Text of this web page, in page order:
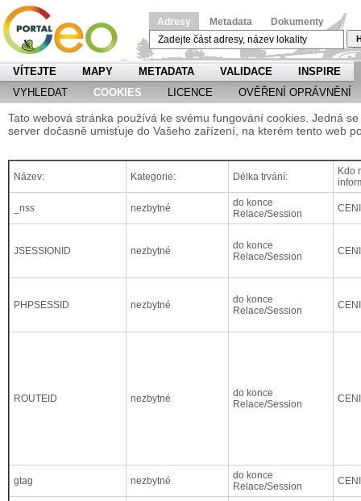
Adresy Metadata Dokumenty
VÍTEJTE MAPY METADATA VALIDACE
INSPIRE
VYHLEDAT
COOKIES LICENCE OVĚŘENÍ OPRÁVNĚNÍ
Tato webová stránka používá ke svému fungování cookies. Jedná
server dočasně umisťuje do Vašeho zařízení, na kterém tento web
Název: Kategorie: Délka trvání:
Kdo
_nss nezbytné
do konce
Relace/Session
JSESSIONID nezbytné
do konce
Relace/Session
PHPSESSID nezbytné
do konce
Relace/Session
ROUTEID nezbytné
do konce
Relace/Session
gtag nezbytné
do konce
Relace/Session